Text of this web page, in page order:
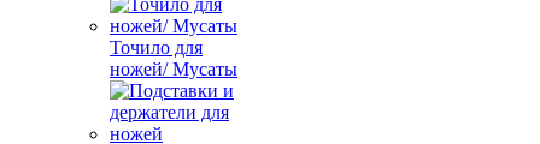
Точило для
ножей/ Мусаты